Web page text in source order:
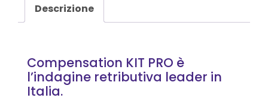
Descrizione
Compensation KIT PRO è
l’indagine retributiva leader in
Italia.